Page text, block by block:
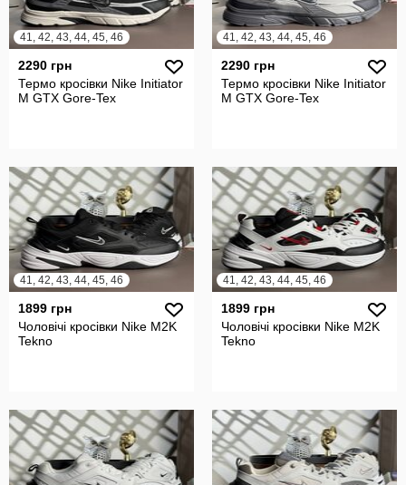
41, 42, 43, 44, 45, 46
2290 грн
Термо кросівки Nike Initiator
M GTX Gore-Tex
41, 42, 43, 44, 45, 46
2290 грн
Термо кросівки Nike Initiator
M GTX Gore-Tex
41, 42, 43, 44, 45, 46
1899 грн
Чоловічі кросівки Nike M2K
Tekno
41, 42, 43, 44, 45, 46
1899 грн
Чоловічі кросівки Nike M2K
Tekno